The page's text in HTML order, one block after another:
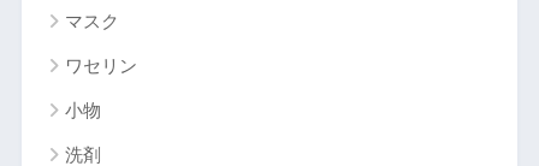
マスク
ワセリン
小物
洗剤